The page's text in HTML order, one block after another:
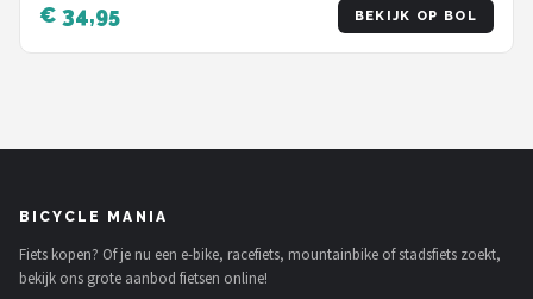
€ 34,95 BEKIJK OP BOL
BICYCLE MANIA
Fiets kopen? Of je nu een e-bike, racefiets, mountainbike of stadsfiets zoekt,
bekijk ons grote aanbod fietsen online!